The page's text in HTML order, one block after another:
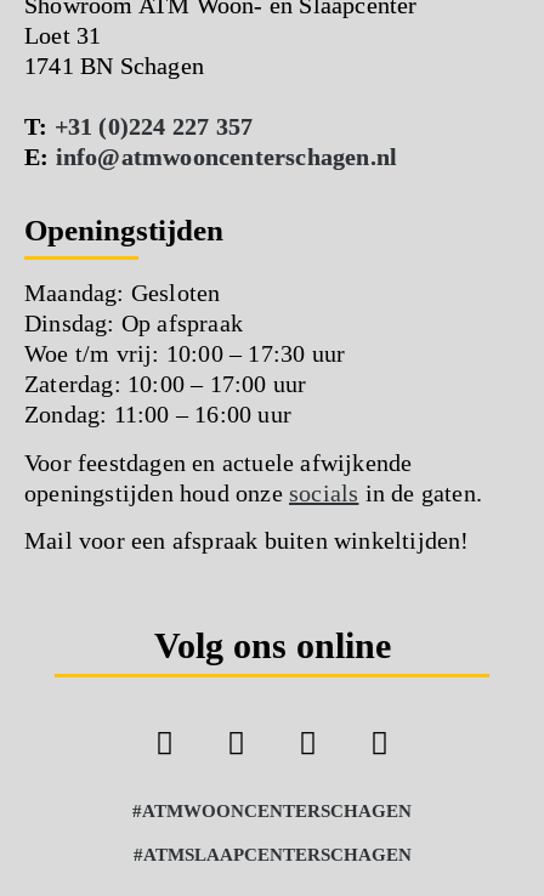
Showroom ATM Woon- en Slaapcenter
Loet 31
1741 BN Schagen
T: +31 (0)224 227 357
E: info@atmwooncenterschagen.nl
Openingstijden
Maandag: Gesloten
Dinsdag: Op afspraak
Woe t/m vrij: 10:00 – 17:30 uur
Zaterdag: 10:00 – 17:00 uur
Zondag: 11:00 – 16:00 uur
Voor feestdagen en actuele afwijkende
openingstijden houd onze socials in de gaten.
Mail voor een afspraak buiten winkeltijden!
Volg ons online
#ATMWOONCENTERSCHAGEN
#ATMSLAAPCENTERSCHAGEN